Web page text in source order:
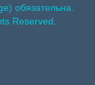
обязательна.
Reserved.